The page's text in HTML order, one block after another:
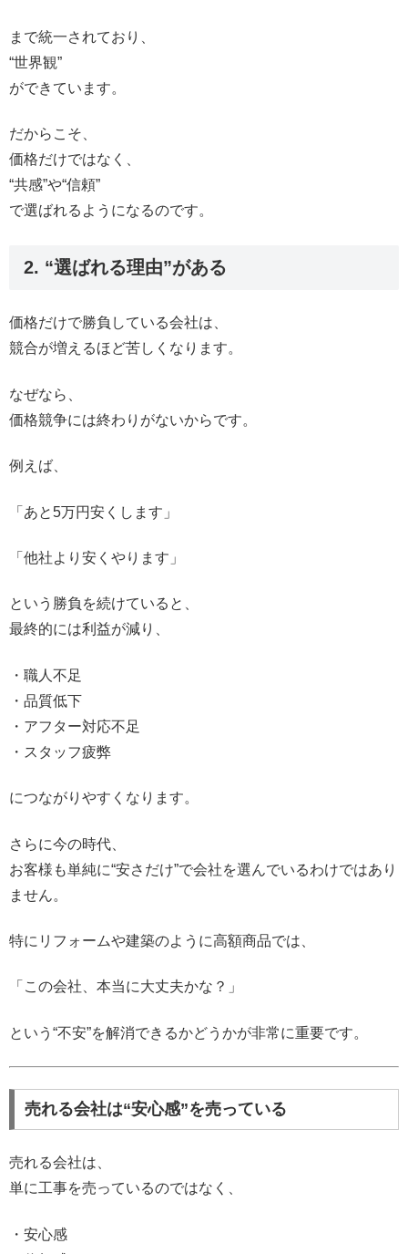
まで統一されており、
“世界観”
ができています。
だからこそ、
価格だけではなく、
“共感”や“信頼”
で選ばれるようになるのです。
2. “選ばれる理由”がある
価格だけで勝負している会社は、
競合が増えるほど苦しくなります。
なぜなら、
価格競争には終わりがないからです。
例えば、
「あと5万円安くします」
「他社より安くやります」
という勝負を続けていると、
最終的には利益が減り、
・職人不足
・品質低下
・アフター対応不足
・スタッフ疲弊
につながりやすくなります。
さらに今の時代、
お客様も単純に“安さだけ”で会社を選んでいるわけではあり
ません。
特にリフォームや建築のように高額商品では、
「この会社、本当に大丈夫かな？」
という“不安”を解消できるかどうかが非常に重要です。
売れる会社は“安心感”を売っている
売れる会社は、
単に工事を売っているのではなく、
・安心感